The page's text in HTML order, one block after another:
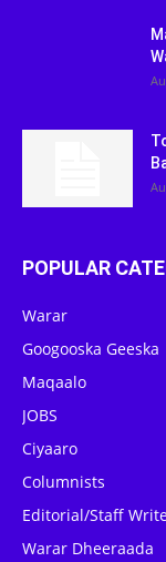
POPULAR
Warar
Googooska Geeska
Maqaalo
JOBS
Ciyaaro
Columnists
Editorial/Staff
Warar Dheeraada